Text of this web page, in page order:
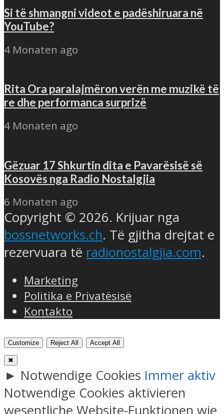
Si të shmangni videot e padëshiruara në
YouTube?
4 Monaten ago
Rita Ora paralajmëron verën me muzikë të
re dhe performanca surprizë
4 Monaten ago
Gëzuar 17 Shkurtin dita e Pavarësisë së
Kosovës nga Radio Nostalgjia
6 Monaten ago
Copyright © 2026. Krijuar nga
bossnetworks.ch. Të gjitha drejtat e
rezervuara të radionostalgjia.com.
Marketing
Politika e Privatësisë
Kontakto
Customize Reject All Accept All
✖
► Notwendige Cookies Immer aktiv
Notwendige Cookies aktivieren
wesentliche Website-Funktionen wie